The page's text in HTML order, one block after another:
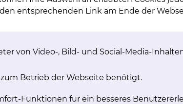
entsprechenden Link am Ende der
von Video-, Bild- und Social-Media-
Betrieb der Webseite benötigt.
Funktionen für ein besseres